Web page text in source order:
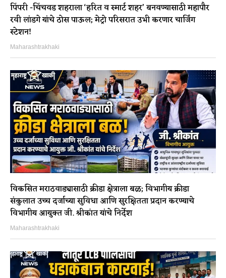
पिंपरी -चिंचवड शहराला ‘हरित व स्मार्ट शहर’ बनवण्यासाठी महापौर
रवी लांडगे यांचे ठोस पाऊल; मेट्रो परिसरात उभी करणार चार्जिंग
स्टेशन!
Maharashtrakhaki
विकसित मराठवाड्यासाठी क्रीडा क्षेत्राला बळ; विभागीय क्रीडा
संकुलात उच्च दर्जाच्या सुविधा आणि सुरक्षितता प्रदान करण्याचे
विभागीय आयुक्त जी. श्रीकांत यांचे निर्देश
Maharashtrakhaki